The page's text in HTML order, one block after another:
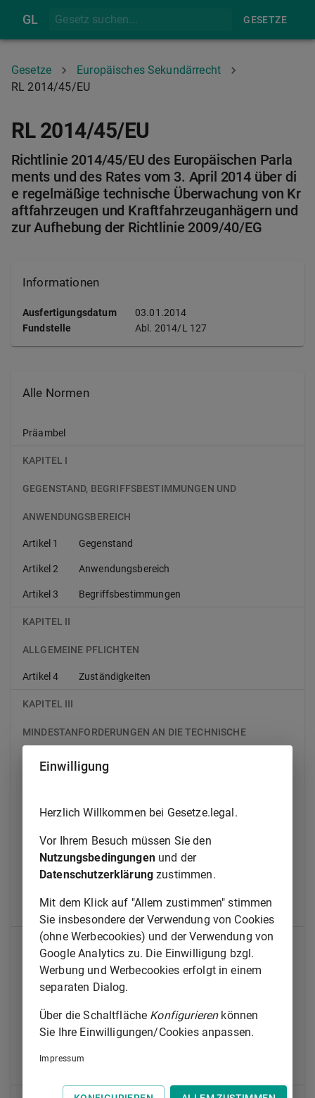
GL GESETZE
Gesetze
Europäisches Sekundärrecht
RL 2014/45/EU
RL 2014/45/EU
Richtlinie 2014/45/EU des Europäischen Parla
ments und des Rates vom 3. April 2014 über di
e regelmäßige technische Überwachung von Kr
aftfahrzeugen und Kraftfahrzeuganhägern und
zur Aufhebung der Richtlinie 2009/40/EG
Informationen
Ausfertigungsdatum
03.01.2014
Fundstelle
Abl. 2014/L 127
Alle Normen
Präambel
KAPITEL I
GEGENSTAND, BEGRIFFSBESTIMMUNGEN UND
ANWENDUNGSBEREICH
Artikel 1 Gegenstand
Artikel 2 Anwendungsbereich
Artikel 3 Begriffsbestimmungen
KAPITEL II
ALLGEMEINE PFLICHTEN
Artikel 4 Zuständigkeiten
KAPITEL III
MINDESTANFORDERUNGEN AN DIE TECHNISCHE
ÜBERWACHUNG
Artikel 6 Prüfungsinhalte und -methoden
Artikel 7 Bewertung von Mängeln
Artikel 8 Prüfbescheinigung
Artikel 10 Prüfnachweis
KAPITEL IV
VERWALTUNGSVORSCHRIFTEN
Artikel 11 Prüfeinrichtungen und -geräte
Artikel 12 Prüfstellen
Einwilligung
Herzlich Willkommen bei Gesetze.legal.
Vor Ihrem Besuch müssen Sie den
Nutzungsbedingungenund der
Datenschutzerklärung zustimmen.
Mit dem Klick auf "Allem zustimmen" stimmen
Sie insbesondere der Verwendung von Cookies
(ohne Werbecookies) und der Verwendung von
Google Analytics zu. Die Einwilligung bzgl.
Werbung und Werbecookies erfolgt in einem
separaten Dialog.
Über die Schaltfläche Konfigurierenkönnen
Sie Ihre Einwilligungen/Cookies anpassen.
Impressum